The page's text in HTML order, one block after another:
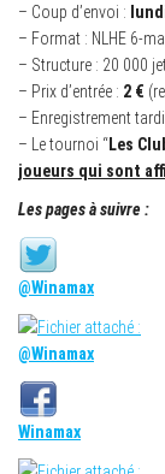
– Coup d’envoi :
– Format : NLHE 6-
– Structure : 20 000
– Prix d’entrée : 2 €
– Enregistrement
– Le tournoi “Les
joueurs qui sont
Les pages à suivre :
@Winamax
@Winamax
Winamax